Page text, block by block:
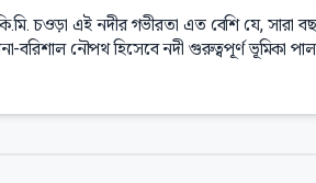
চওড়া এই নদীর গভীরতা এত বেশি যে, সারা
বরিশাল নৌপথ হিসেবে নদী গুরুত্বপূর্ণ ভূমিকা